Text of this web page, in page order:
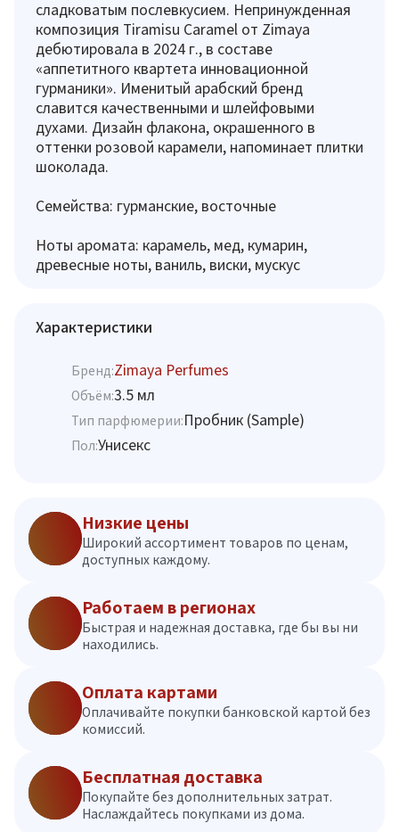
сладковатым послевкусием. Непринужденная
композиция Tiramisu Caramel от Zimaya
дебютировала в 2024 г., в составе
«аппетитного квартета инновационной
гурманики». Именитый арабский бренд
славится качественными и шлейфовыми
духами. Дизайн флакона, окрашенного в
оттенки розовой карамели, напоминает плитки
шоколада.
Семейства: гурманские, восточные
Ноты аромата: карамель, мед, кумарин,
древесные ноты, ваниль, виски, мускус
Характеристики
Бренд:Zimaya Perfumes
Объём:3.5 мл
Тип парфюмерии:Пробник (Sample)
Пол:Унисекс
Низкие цены
Широкий ассортимент товаров по ценам,
доступных каждому.
Работаем в регионах
Быстрая и надежная доставка, где бы вы ни
находились.
Оплата картами
Оплачивайте покупки банковской картой без
комиссий.
Бесплатная доставка
Покупайте без дополнительных затрат.
Наслаждайтесь покупками из дома.